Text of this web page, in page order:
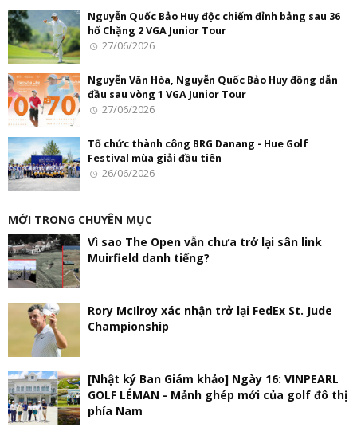
Nguyễn Quốc Bảo Huy độc chiếm đỉnh bảng sau 36
hố Chặng 2 VGA Junior Tour
27/06/2026
Nguyễn Văn Hòa, Nguyễn Quốc Bảo Huy đồng dẫn
đầu sau vòng 1 VGA Junior Tour
27/06/2026
Tổ chức thành công BRG Danang - Hue Golf
Festival mùa giải đầu tiên
26/06/2026
MỚI TRONG CHUYÊN MỤC
Vì sao The Open vẫn chưa trở lại sân link
Muirfield danh tiếng?
Rory McIlroy xác nhận trở lại FedEx St. Jude
Championship
[Nhật ký Ban Giám khảo] Ngày 16: VINPEARL
GOLF LÉMAN - Mảnh ghép mới của golf đô thị
phía Nam